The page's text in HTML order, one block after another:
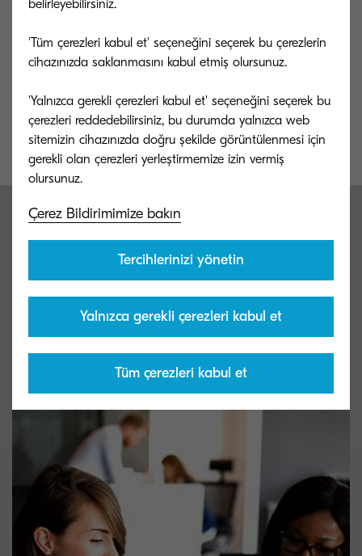
finans departmanlarının çalışmalarını optimize
etmesine yardımcı olan temel yollardan biridir.
Muhasebe sistemlerini tamamen dijital olacak
kolayca bulunması sayesinde doküman yığınları
geçmişten bir görüntü haline gelebilir.
Finansal işleriniz için
muhasebe otomasyon
çözümleri
büyük gereksinim
belirleyebilirsiniz.
'Tüm çerezleri kabul et' seçeneğini seçerek bu çerezlerin
cihazınızda saklanmasını kabul etmiş olursunuz.
'Yalnızca gerekli çerezleri kabul et' seçeneğini seçerek bu
çerezleri reddedebilirsiniz, bu durumda yalnızca web
sitemizin cihazınızda doğru şekilde görüntülenmesi için
gerekli olan çerezleri yerleştirmemize izin vermiş
Çerez Bildirimimize bakın
Tercihlerinizi yönetin
Yalnızca gerekli çerezleri kabul et
Tüm çerezleri kabul et